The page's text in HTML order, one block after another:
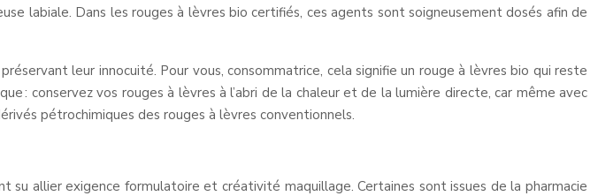
labiale. Dans les rouges à lèvres bio certifiés, ces agents sont soigneusement dosés afin de
leur innocuité. Pour vous, consommatrice, cela signifie un rouge à lèvres bio qui reste
: conservez vos rouges à lèvres à l’abri de la chaleur et de la lumière directe, car même avec
pétrochimiques des rouges à lèvres conventionnels.
su allier exigence formulatoire et créativité maquillage. Certaines sont issues de la pharmacie